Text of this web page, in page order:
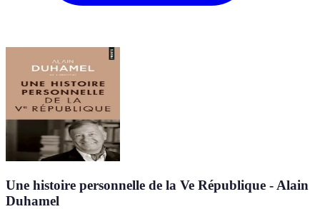
Une histoire personnelle de la Ve République - Alain
Duhamel